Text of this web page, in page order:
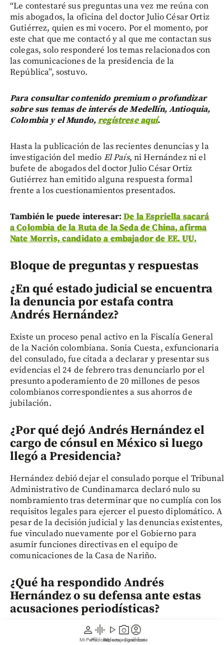
person
Mi Perfil
graphic_eq
Pódcast
play_arrow
Videos
photo_camera
Reportajes gráficos
account_circle
Suscríbete
“Le contestaré sus preguntas una vez me reúna con
mis abogados, la oficina del doctor Julio César Ortiz
Gutiérrez, quien es mi vocero. Por el momento, por
este chat que me contactó y al que me contactan sus
colegas, solo responderé los temas relacionados con
las comunicaciones de la presidencia de la
República”, sostuvo.
Para consultar contenido premium o profundizar
sobre sus temas de interés de Medellín, Antioquia,
Colombia y el Mundo,regístrese aquí.
Hasta la publicación de las recientes denuncias y la
investigación del medio El País, ni Hernández ni el
bufete de abogados del doctor Julio César Ortiz
Gutiérrez han emitido alguna respuesta formal
frente a los cuestionamientos presentados.
También le puede interesar:De la Espriella sacará
a Colombia de la Ruta de la Seda de China, afirma
Nate Morris, candidato a embajador de EE. UU.
Bloque de preguntas y respuestas
¿En qué estado judicial se encuentra
la denuncia por estafa contra
Andrés Hernández?
Existe un proceso penal activo en la Fiscalía General
de la Nación colombiana. Sonia Cuesta, exfuncionaria
del consulado, fue citada a declarar y presentar sus
evidencias el 24 de febrero tras denunciarlo por el
presunto apoderamiento de 20 millones de pesos
colombianos correspondientes a sus ahorros de
jubilación.
¿Por qué dejó Andrés Hernández el
cargo de cónsul en México si luego
llegó a Presidencia?
Hernández debió dejar el consulado porque el Tribunal
Administrativo de Cundinamarca declaró nulo su
nombramiento tras determinar que no cumplía con los
requisitos legales para ejercer el puesto diplomático. A
pesar de la decisión judicial y las denuncias existentes,
fue vinculado nuevamente por el Gobierno para
asumir funciones directivas en el equipo de
comunicaciones de la Casa de Nariño.
¿Qué ha respondido Andrés
Hernández o su defensa ante estas
acusaciones periodísticas?
El funcionario se negó a responder llamadas e
inquiries directas, afirmando por mensaje de